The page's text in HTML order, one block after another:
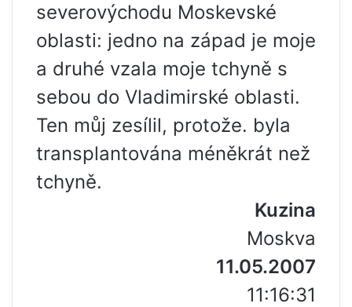
severovýchodu Moskevské
oblasti: jedno na západ je moje
a druhé vzala moje tchyně s
sebou do Vladimirské oblasti.
Ten můj zesílil, protože. byla
transplantována méněkrát než
tchyně.
Kuzina
Moskva
11.05.2007
11:16:31